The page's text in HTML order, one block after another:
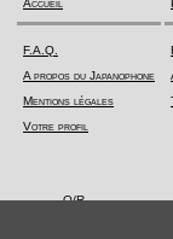
Accueil
F.A.Q.
A propos du Japanophone
Mentions légales
Votre profil
Q/R